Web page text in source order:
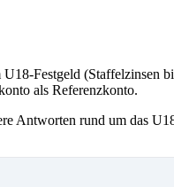
Festgeld (Staffelzinsen
als Referenzkonto.
Antworten rund um das